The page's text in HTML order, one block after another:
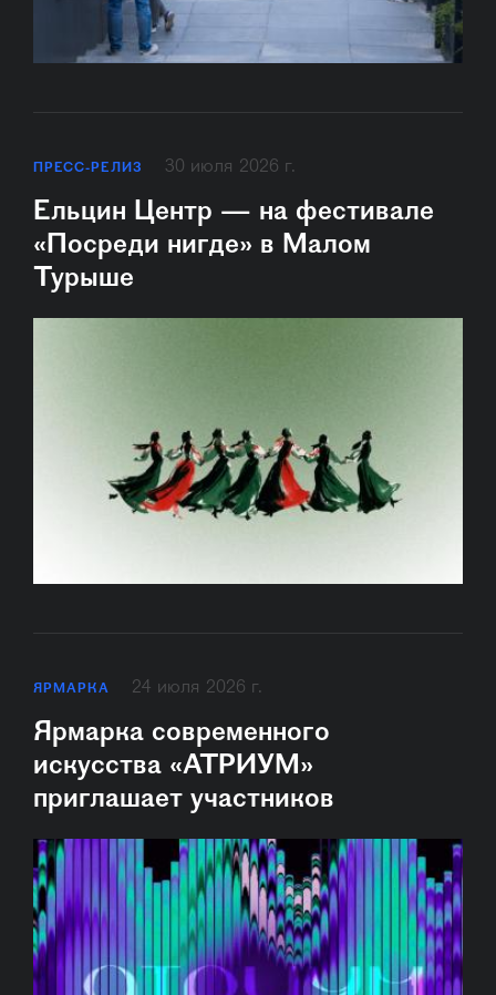
ПРЕСС-РЕЛИЗ 30 июля 2026 г.
Ельцин Центр — на фестивале
«Посреди нигде» в Малом
Турыше
ЯРМАРКА 24 июля 2026 г.
Ярмарка современного
искусства «АТРИУМ»
приглашает участников